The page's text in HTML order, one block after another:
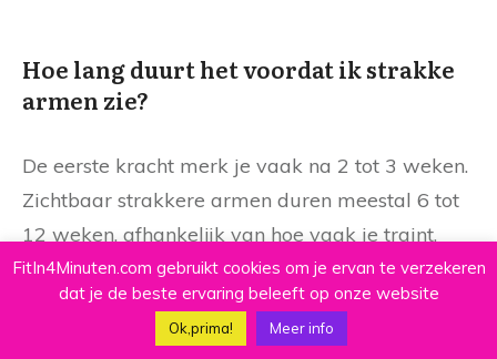
Hoe lang duurt het voordat ik strakke
armen zie?
De eerste kracht merk je vaak na 2 tot 3 weken.
Zichtbaar strakkere armen duren meestal 6 tot
12 weken, afhankelijk van hoe vaak je traint,
wat je eet en je startpunt. Wees geduldig en
houd het vol.
FitIn4Minuten.com gebruikt cookies om je ervan te verzekeren
dat je de beste ervaring beleeft op onze website
Ok,prima! Meer info